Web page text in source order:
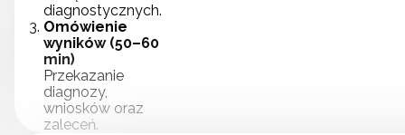
diagnostycznych.
Omówienie
wyników (50–60
min)
Przekazanie
diagnozy,
wniosków oraz
zaleceń.